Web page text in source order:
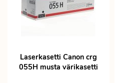
Laserkasetti Canon crg
055H musta värikasetti